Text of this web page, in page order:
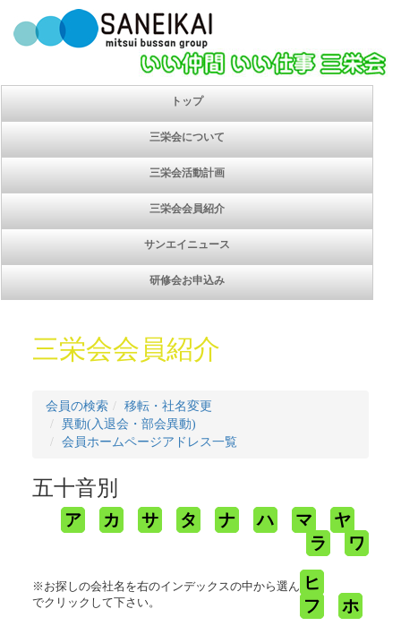
トップ
三栄会について
三栄会活動計画
三栄会会員紹介
サンエイニュース
研修会お申込み
三栄会会員紹介
会員の検索
移転・社名変更
異動(入退会・部会異動)
会員ホームページアドレス一覧
五十音別
ア カ サ タ ナ ハ マ
ヤ
ラ
ワ
※お探しの会社名を右のインデックスの中から選ん
でクリックして下さい。
ヒ
フ
ホ